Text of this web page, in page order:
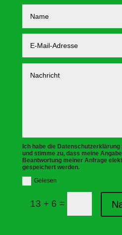
Ich habe die
und stimme zu, dass meine
Beantwortung meiner Anfrage
gespeichert werden.
Gelesen
13 + 6 =